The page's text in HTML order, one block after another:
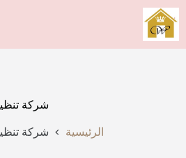
التجاوز
إلى
المحتوى
شركة
الرئيسية شركة